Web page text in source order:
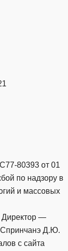
80393 от 01
по надзору в
и массовых
—
Д.Ю.
с сайта